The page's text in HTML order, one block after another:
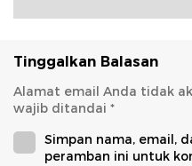
Tinggalkan Balasan
Alamat email Anda tidak
wajib ditandai *
Simpan nama, email,
peramban ini untuk